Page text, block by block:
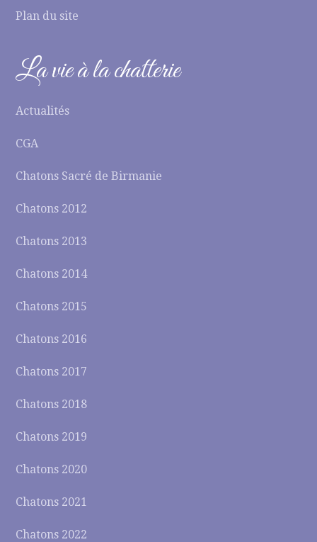
Plan du site
La vie à la chatterie
Actualités
CGA
Chatons Sacré de Birmanie
Chatons 2012
Chatons 2013
Chatons 2014
Chatons 2015
Chatons 2016
Chatons 2017
Chatons 2018
Chatons 2019
Chatons 2020
Chatons 2021
Chatons 2022